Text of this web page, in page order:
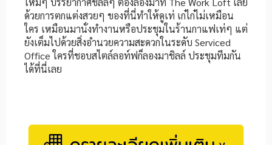
ด้วยการตกแต่งสวยๆ ของที่นี่ทำให้ดูเท่ เก๋ไก๋ไม่เหมือน
ใคร เหมือนมานั่งทำงานหรือประชุมในร้านกาแฟเท่ๆ แต่
ยังเต็มไปด้วยสิ่งอำนวยความสะดวกในระดับ Serviced
Office ใครที่ชอบสไตล์ลอท์ฟก็ลองมาชิลล์ ประชุมทีมกัน
ได้ที่นี่เลย